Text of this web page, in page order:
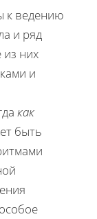
к ведению
и ряд
них
и
как
быть